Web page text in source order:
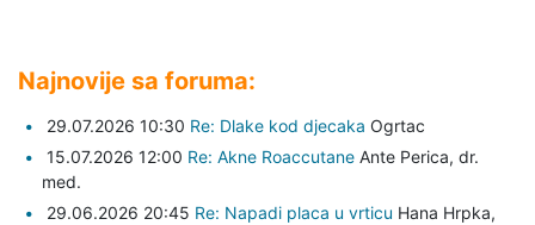
Najnovije sa foruma:
29.07.2026 10:30 Re: Dlake kod djecaka Ogrtac
15.07.2026 12:00 Re: Akne Roaccutane Ante Perica, dr.
med.
29.06.2026 20:45 Re: Napadi placa u vrticu Hana Hrpka,